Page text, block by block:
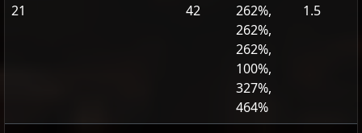
21 42
262%,
262%,
262%,
100%,
327%,
464%
1.5